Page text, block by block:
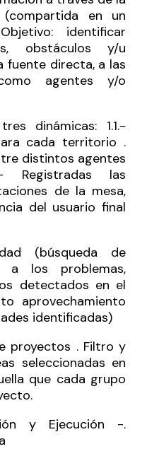
en un
identificar
obstáculos y/u
fuente directa, a las
agentes y/o
dinámicas: 1.1.-
cada territorio .
distintos agentes
Registradas las
de la mesa,
del usuario final
(búsqueda de
a los problemas,
detectados en el
aprovechamiento
identificadas)
proyectos . Filtro y
seleccionadas en
que cada grupo
y Ejecución -.